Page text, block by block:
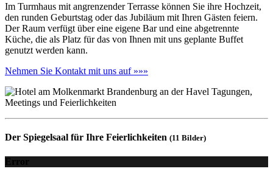
Im Turmhaus mit angrenzender Terrasse können Sie ihre Hochzeit,
den runden Geburtstag oder das Jubiläum mit Ihren Gästen feiern.
Der Raum verfügt über eine eigene Bar und eine abgetrennte
Küche, die als Platz für das von Ihnen mit uns geplante Buffet
genutzt werden kann.
Nehmen Sie Kontakt mit uns auf »»»
Der Spiegelsaal für Ihre Feierlichkeiten (11 Bilder)
Error